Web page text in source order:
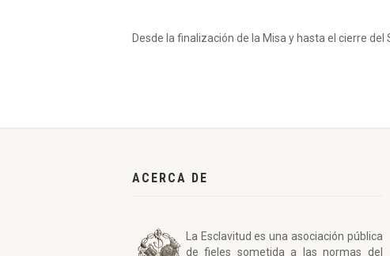
Desde la finalización de la Misa y hasta el cierre
ACERCA DE
La Esclavitud es una asociación pública
de fieles sometida a las normas del